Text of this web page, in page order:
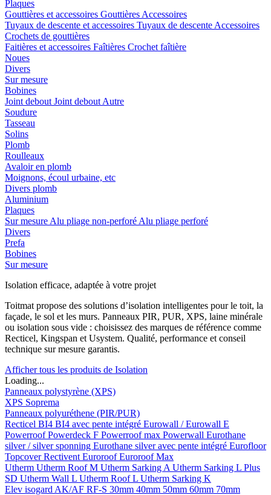
Plaques
Gouttières et accessoires Gouttières Accessoires
Tuyaux de descente et accessoires Tuyaux de descente Accessoires
Crochets de gouttières
Faitières et accessoires Faîtières Crochet faîtière
Noues
Divers
Sur mesure
Bobines
Joint debout Joint debout Autre
Soudure
Tasseau
Solins
Plomb
Roulleaux
Avaloir en plomb
Moignons, écoul urbaine, etc
Divers plomb
Aluminium
Plaques
Sur mesure Alu pliage non-perforé Alu pliage perforé
Divers
Prefa
Bobines
Sur mesure
Isolation efficace, adaptée à votre projet
Toitmat propose des solutions d’isolation intelligentes pour le toit, la
façade, le sol et les murs. Panneaux PIR, PUR, XPS, laine minérale
ou isolation sous vide : choisissez des marques de référence comme
Recticel, Kingspan et Usystem. Qualité, performance et conseil
technique sur mesure garantis.
Afficher tous les produits de Isolation
Loading...
Panneaux polystyrène (XPS)
XPS Soprema
Panneaux polyuréthene (PIR/PUR)
Recticel BI4 BI4 avec pente intégré Eurowall / Eurowall E
PowerroofPowerdeck F Powerroof max Powerwall Eurothane
silver / silver sponning Eurothane silver avec pente intégré Eurofloor
TopcoverRectivent EuroroofEuroroof Max
Utherm Utherm Roof M Utherm Sarking A Utherm Sarking L Plus
SD Utherm Wall L Utherm Roof L Utherm Sarking K
Elev isogard AK/AF RF-S 30mm 40mm 50mm 60mm 70mm